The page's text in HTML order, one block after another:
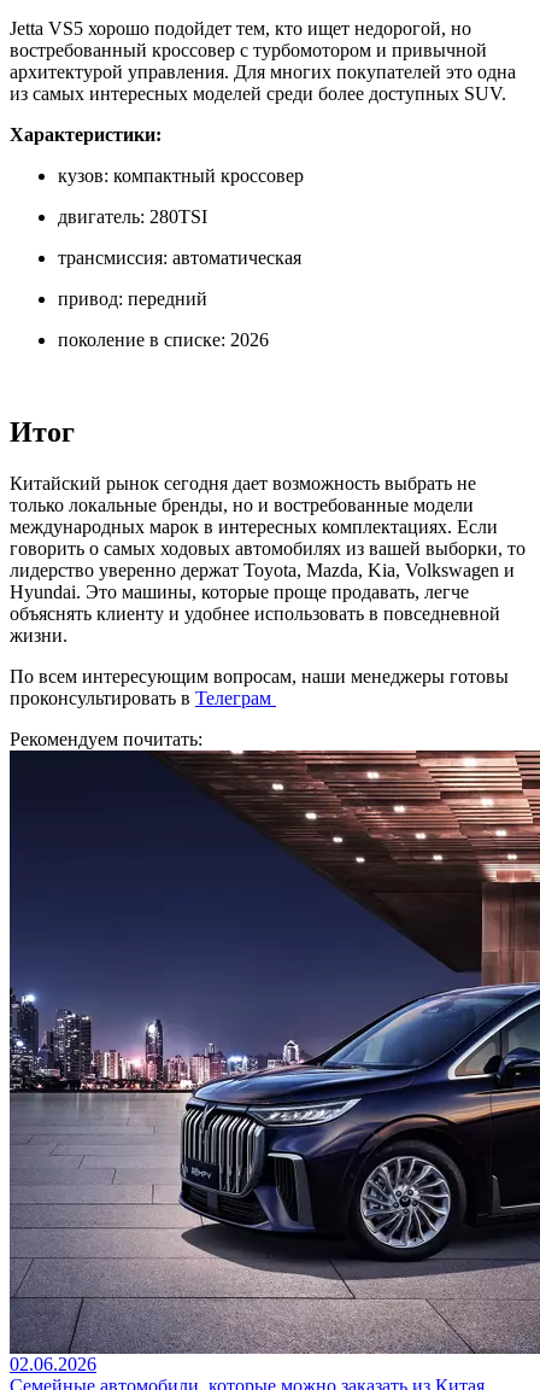
Jetta VS5 хорошо подойдет тем, кто ищет недорогой, но
востребованный кроссовер с турбомотором и привычной
архитектурой управления. Для многих покупателей это одна
из самых интересных моделей среди более доступных SUV.
Характеристики:
кузов: компактный кроссовер
двигатель: 280TSI
трансмиссия: автоматическая
привод: передний
поколение в списке: 2026
Итог
Китайский рынок сегодня дает возможность выбрать не
только локальные бренды, но и востребованные модели
международных марок в интересных комплектациях. Если
говорить о самых ходовых автомобилях из вашей выборки, то
лидерство уверенно держат Toyota, Mazda, Kia, Volkswagen и
Hyundai. Это машины, которые проще продавать, легче
объяснять клиенту и удобнее использовать в повседневной
жизни.
По всем интересующим вопросам, наши менеджеры готовы
проконсультировать в Телеграм
Рекомендуем почитать:
02.06.2026
Семейные автомобили, которые можно заказать из Китая